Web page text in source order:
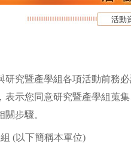
活動
究暨產學組各項活動前務
示您同意研究暨產學組蒐
步驟。
(以下簡稱本單位)